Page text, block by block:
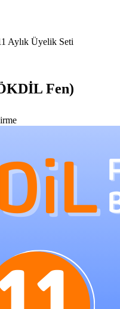
Aylık Üyelik Seti
Fen)